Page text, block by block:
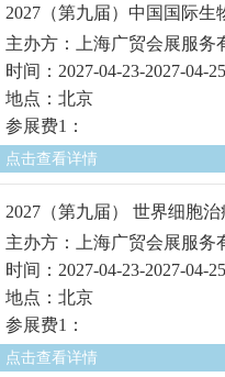
2027（第九届）中国国际生
主办方：上海广贸会展服务
时间：2027-04-23-2027-04-25
地点：北京
参展费1：
点击查看详情
2027（第九届） 世界细胞
主办方：上海广贸会展服务
时间：2027-04-23-2027-04-25
地点：北京
参展费1：
点击查看详情